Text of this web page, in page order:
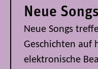
Neue
Neue Songs
Geschichten auf
elektronische